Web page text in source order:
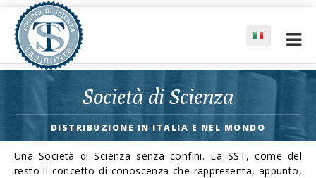
Società di Scienza
DISTRIBUZIONE IN ITALIA E NEL MONDO
Una Società di Scienza senza confini. La SST, come del
resto il concetto di conoscenza che rappresenta, appunto,